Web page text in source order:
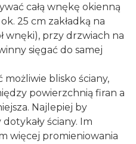
całą wnękę okienną
25 cm zakładką na
wnęki), przy drzwiach na
sięgać do samej
możliwie blisko ściany,
powierzchnią firan a
Najlepiej by
ściany. Im
więcej promieniowania